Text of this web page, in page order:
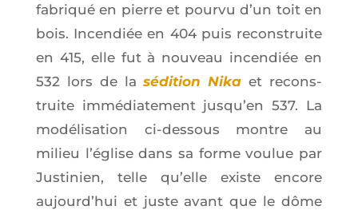
fabri­qué en pierre et pour­vu d’un toit en
bois. Incen­diée en 404 puis recons­truite
en 415, elle fut à nou­veau incen­diée en
532 lors de lasédi­tion Nika et recons­
truite immé­dia­te­ment jus­qu’en 537. La
modé­li­sa­tion ci-des­sous montre au
milieu l’é­glise dans sa forme vou­lue par
Jus­ti­nien, telle qu’elle existe encore
aujourd’­hui et juste avant que le dôme